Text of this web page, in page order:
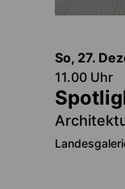
So, 27.
11.00 Uhr